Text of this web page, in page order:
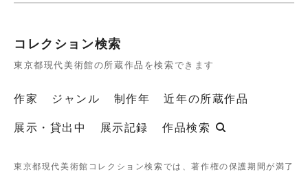
コレクション検索
東京都現代美術館の所蔵作品を検索できます
作家 ジャンル 制作年
近年の所蔵作品
展示・貸出中
展示記録 作品検索
東京都現代美術館コレクション検索では、著作権の保護期間が満了